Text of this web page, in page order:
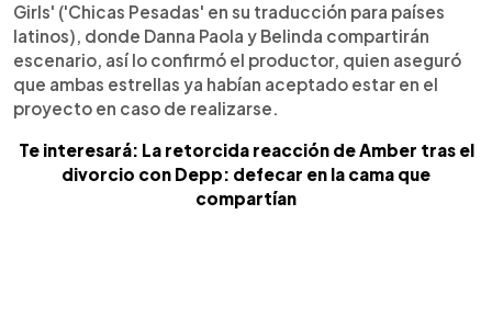
Girls' ('Chicas Pesadas' en su traducción para países
latinos), donde Danna Paola y Belinda compartirán
escenario, así lo confirmó el productor, quien aseguró
que ambas estrellas ya habían aceptado estar en el
proyecto en caso de realizarse.
Te interesará: La retorcida reacción de Amber tras el
divorcio con Depp: defecar en la cama que
compartían